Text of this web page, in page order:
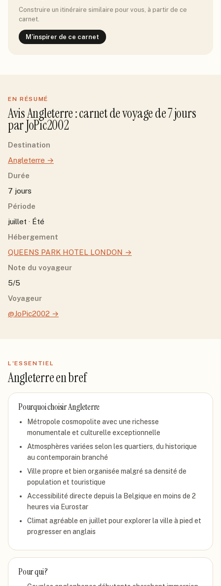
Construire un itinéraire similaire pour vous, à partir de ce
carnet.
M'inspirer de ce carnet
EN RÉSUMÉ
AvisAngleterre: carnet de voyage de7jours
parJoPic2002
Destination
Angleterre →
Durée
7 jours
Période
juillet · Été
Hébergement
QUEENS PARK HOTEL LONDON →
Note du voyageur
5/5
Voyageur
@JoPic2002 →
L'ESSENTIEL
Angleterreen bref
Pourquoi choisirAngleterre
Métropole cosmopolite avec une richesse
monumentale et culturelle exceptionnelle
Atmosphères variées selon les quartiers, du historique
au contemporain branché
Ville propre et bien organisée malgré sa densité de
population et touristique
Accessibilité directe depuis la Belgique en moins de 2
heures via Eurostar
Climat agréable en juillet pour explorer la ville à pied et
progresser en anglais
Pour qui ?